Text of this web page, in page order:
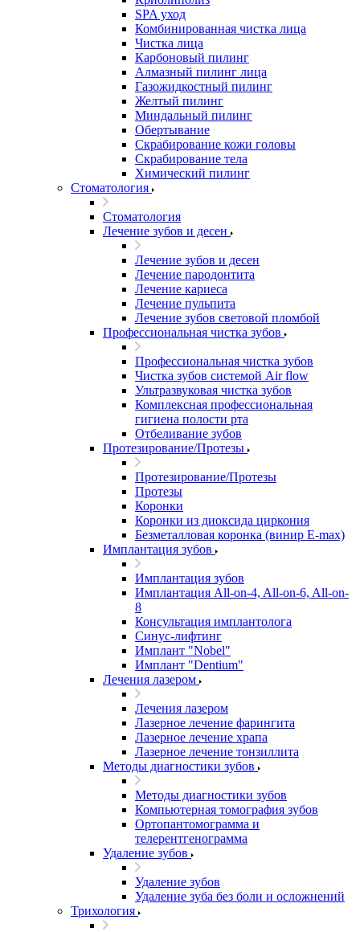
SPA уход
Комбинированная чистка лица
Чистка лица
Карбоновый пилинг
Алмазный пилинг лица
Газожидкостный пилинг
Желтый пилинг
Миндальный пилинг
Обертывание
Скрабирование кожи головы
Скрабирование тела
Химический пилинг
Стоматология
Стоматология
Лечение зубов и десен
Лечение зубов и десен
Лечение пародонтита
Лечение кариеса
Лечение пульпита
Лечение зубов световой пломбой
Профессиональная чистка зубов
Профессиональная чистка зубов
Чистка зубов системой Air flow
Ультразвуковая чистка зубов
Комплексная профессиональная
гигиена полости рта
Отбеливание зубов
Протезирование/Протезы
Протезирование/Протезы
Протезы
Коронки
Коронки из диоксида циркония
Безметалловая коронка (винир E-max)
Имплантация зубов
Имплантация зубов
Имплантация All-on-4, All-on-6, All-on-
8
Консультация имплантолога
Синус-лифтинг
Имплант "Nobel"
Имплант "Dentium"
Лечения лазером
Лечения лазером
Лазерное лечение фарингита
Лазерное лечение храпа
Лазерное лечение тонзиллита
Методы диагностики зубов
Методы диагностики зубов
Компьютерная томография зубов
Ортопантомограмма и
телерентгенограмма
Удаление зубов
Удаление зубов
Удаление зуба без боли и осложнений
Трихология